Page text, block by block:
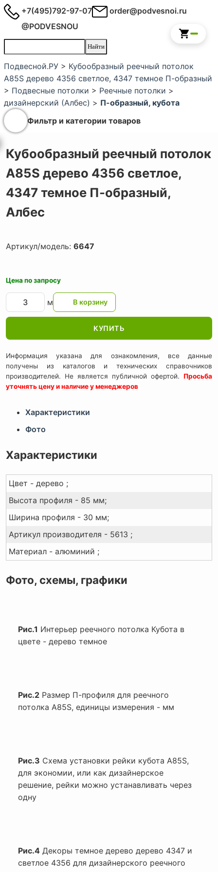
+7(495)792-97-07
order@podvesnoi.ru
@PODVESNOU
Подвесной.РУ > Кубообразный реечный потолок
A85S дерево 4356 светлое, 4347 темное П-образный
> Подвесные потолки > Реечные потолки >
дизайнерский (Албес) > П-образный, кубота
Фильтр и категории товаров
Кубообразный реечный потолок
A85S дерево 4356 светлое,
4347 темное П-образный,
Албес
Артикул/модель: 6647
Цена по запросу
м
КУПИТЬ
Информация указана для ознакомления, все данные
получены из каталогов и технических справочников
производителей. Не является публичной офертой. Просьба
уточнять цену и наличие у менеджеров
Характеристики
Фото
Характеристики
Цвет - дерево ;
Высота профиля - 85 мм;
Ширина профиля - 30 мм;
Артикул производителя - 5613 ;
Материал - алюминий ;
Фото, схемы, графики
Рис.1 Интерьер реечного потолка Кубота в
цвете - дерево темное
Рис.2 Размер П-профиля для реечного
потолка A85S, единицы измерения - мм
Рис.3 Схема установки рейки кубота A85S,
для экономии, или как дизайнерское
решение, рейки можно устанавливать через
одну
Рис.4 Декоры темное дерево дерево 4347 и
светлое 4356 для дизайнерского реечного